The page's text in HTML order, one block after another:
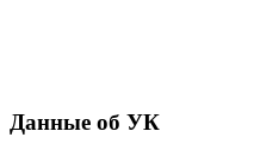
Данные об УК